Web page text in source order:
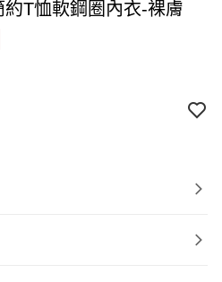
T恤軟鋼圈內衣-裸膚